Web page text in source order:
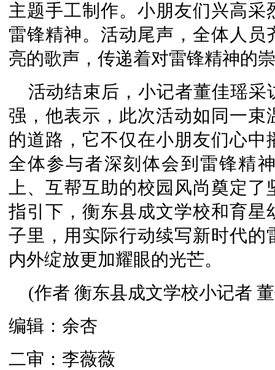
主题手工制作。小朋友们兴高
雷锋精神。活动尾声，全体人
亮的歌声，传递着对雷锋精神的
活动结束后，小记者董佳瑶
强，他表示，此次活动如同一
的道路，它不仅在小朋友们心
全体参与者深刻体会到雷锋精
上、互帮互助的校园风尚奠定
指引下，衡东县成文学校和育
子里，用实际行动续写新时代
内外绽放更加耀眼的光芒。
(作者 衡东县成文学校小记者
编辑：余杏
二审：李薇薇